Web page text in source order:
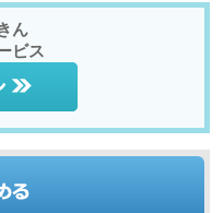
ん
ビス